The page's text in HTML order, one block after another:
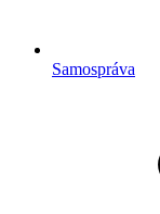
Samospráva